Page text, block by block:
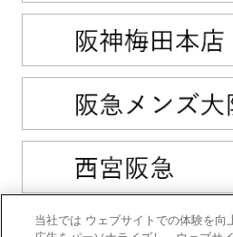
当社では ウェブサイトでの体験を向